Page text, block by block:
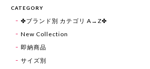
CATEGORY
✤ブランド別 カテゴリ A→Z✤
New Collection
即納商品
サイズ別